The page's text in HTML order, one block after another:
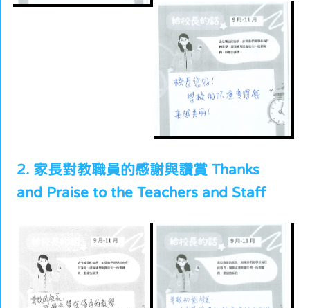
2. 家長對教職員的感謝與讚賞 Thanks
and Praise to the Teachers and Staff